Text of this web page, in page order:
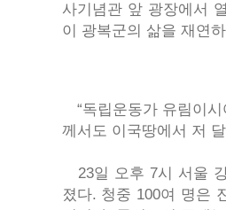
사기념관 앞 광장에서
이 광복군의 삶을 재연
“독립운동가 유림이
께서도 이국땅에서 저
23일 오후 7시 서울
졌다. 청중 100여 명은